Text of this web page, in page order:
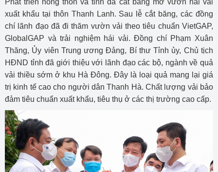
Phát triển nông thôn và tỉnh đã cắt băng mở vườn hái vải
xuất khẩu tại thôn Thanh Lanh. Sau lễ cắt băng, các đồng
chí lãnh đạo đã đi thăm vườn vải theo tiêu chuẩn VietGAP,
GlobalGAP và trải nghiệm hái vải. Đồng chí Phạm Xuân
Thăng, Ủy viên Trung ương Đảng, Bí thư Tỉnh ủy, Chủ tịch
HĐND tỉnh đã giới thiệu với lãnh đạo các bộ, ngành về quả
vải thiều sớm ở khu Hà Đông. Đây là loại quả mang lại giá
trị kinh tế cao cho người dân Thanh Hà. Chất lượng vải bảo
đảm tiêu chuẩn xuất khẩu, tiêu thụ ở các thị trường cao cấp.